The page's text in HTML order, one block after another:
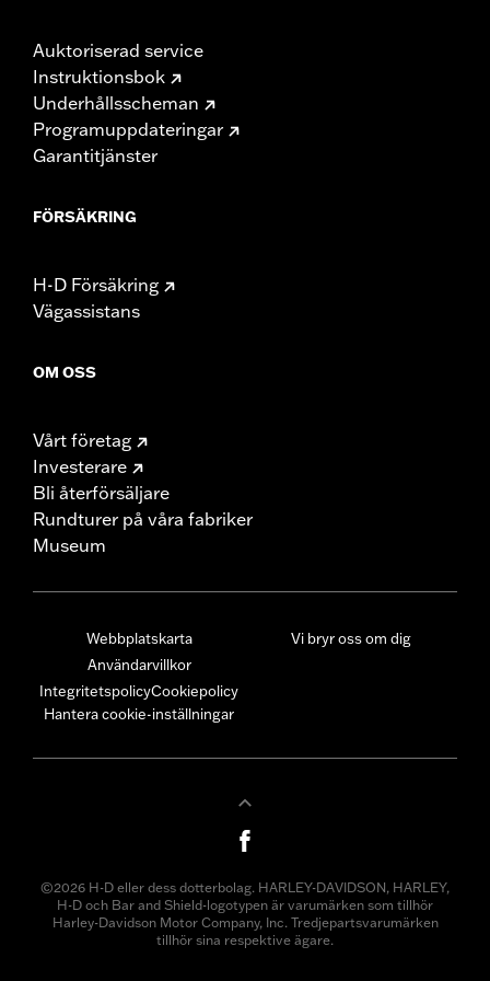
Auktoriserad service
Instruktionsbok
Underhållsscheman
Programuppdateringar
Garantitjänster
FÖRSÄKRING
H-D Försäkring
Vägassistans
OM OSS
Vårt företag
Investerare
Bli återförsäljare
Rundturer på våra fabriker
Museum
Webbplatskarta
Användarvillkor
IntegritetspolicyCookiepolicy
Hantera cookie-inställningar
Vi bryr oss om dig
©2026 H-D eller dess dotterbolag. HARLEY-DAVIDSON, HARLEY,
H-D och Bar and Shield-logotypen är varumärken som tillhör
Harley-Davidson Motor Company, Inc. Tredjepartsvarumärken
tillhör sina respektive ägare.